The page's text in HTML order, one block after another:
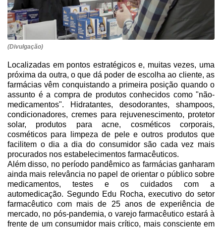
(Divulgação)
Localizadas em pontos estratégicos e, muitas vezes, uma
próxima da outra, o que dá poder de escolha ao cliente, as
farmácias vêm conquistando a primeira posição quando o
assunto é a compra de produtos conhecidos como "não-
medicamentos". Hidratantes, desodorantes, shampoos,
condicionadores, cremes para rejuvenescimento, protetor
solar, produtos para acne, cosméticos corporais,
cosméticos para limpeza de pele e outros produtos que
facilitem o dia a dia do consumidor são cada vez mais
procurados nos estabelecimentos farmacêuticos.
Além disso, no período pandêmico as farmácias ganharam
ainda mais relevância no papel de orientar o público sobre
medicamentos, testes e os cuidados com a
automedicação. Segundo Edu Rocha, executivo do setor
farmacêutico com mais de 25 anos de experiência de
mercado, no pós-pandemia, o varejo farmacêutico estará à
frente de um consumidor mais crítico, mais consciente em